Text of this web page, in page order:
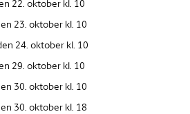
22. oktober kl. 10
23. oktober kl. 10
24. oktober kl. 10
29. oktober kl. 10
30. oktober kl. 10
30. oktober kl. 18